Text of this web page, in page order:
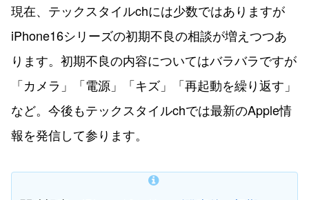
現在、テックスタイルchには少数ではありますが
iPhone16シリーズの初期不良の相談が増えつつあ
ります。初期不良の内容についてはバラバラですが
「カメラ」「電源」「キズ」「再起動を繰り返す」
など。今後もテックスタイルchでは最新のApple情
報を発信して参ります。